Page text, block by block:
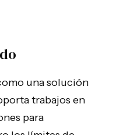
una solución
trabajos en
para